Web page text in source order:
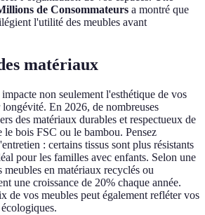
de Consommateurs a montré que
l'utilité des meubles avant
matériaux
non seulement l'esthétique de vos
En 2026, de nombreuses
des matériaux durables et respectueux de
bois FSC ou le bambou. Pensez
: certains tissus sont plus résistants
pour les familles avec enfants. Selon une
meubles en matériaux recyclés ou
une croissance de 20% chaque année.
de vos meubles peut également refléter vos